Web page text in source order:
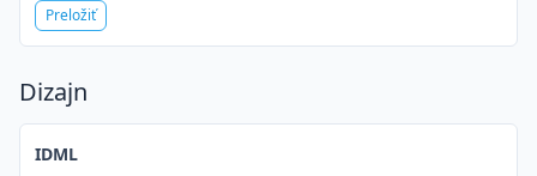
Preložiť
Dizajn
IDML